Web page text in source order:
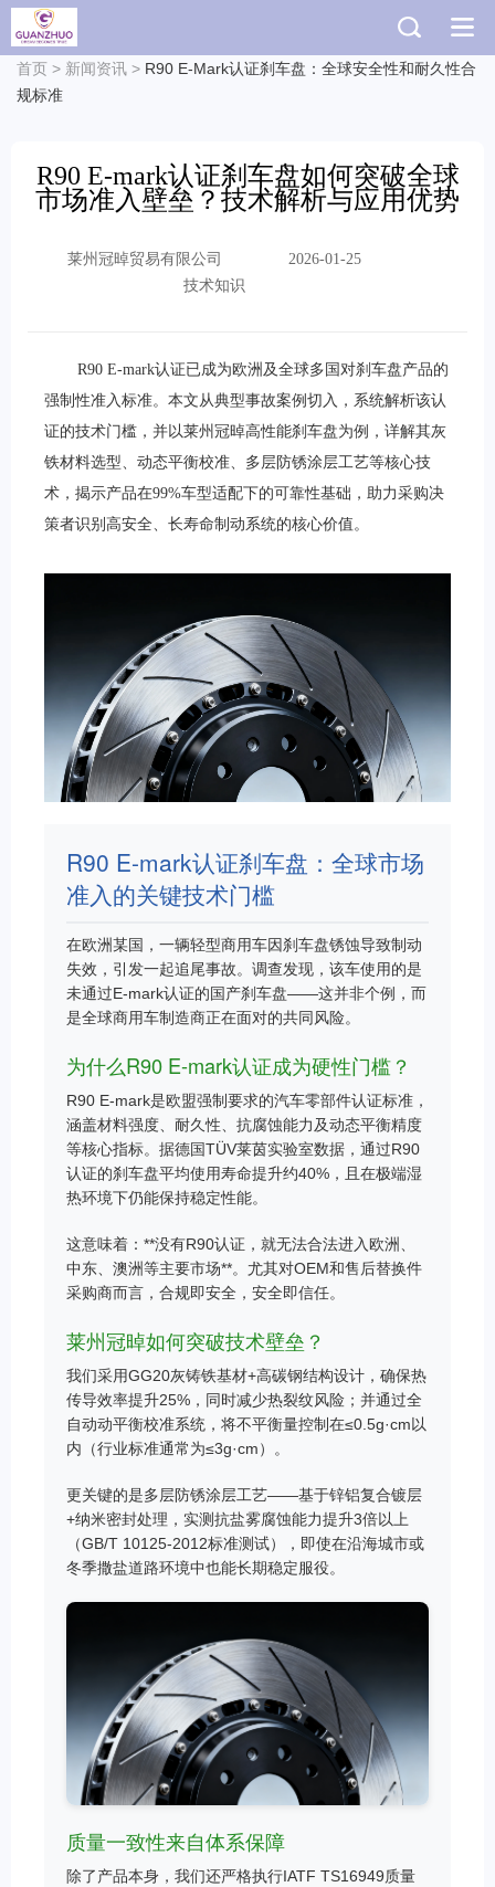
首页 > 新闻资讯 > R90 E-Mark认证刹车盘：全球安全性和耐久性合
规标准
R90 E-mark认证刹车盘如何突破全球
市场准入壁垒？技术解析与应用优势
莱州冠晫贸易有限公司
2026-01-25
技术知识
R90 E-mark认证已成为欧洲及全球多国对刹车盘产品的
强制性准入标准。本文从典型事故案例切入，系统解析该认
证的技术门槛，并以莱州冠晫高性能刹车盘为例，详解其灰
铁材料选型、动态平衡校准、多层防锈涂层工艺等核心技
术，揭示产品在99%车型适配下的可靠性基础，助力采购决
策者识别高安全、长寿命制动系统的核心价值。
R90 E-mark认证刹车盘：全球市场
准入的关键技术门槛
在欧洲某国，一辆轻型商用车因刹车盘锈蚀导致制动
失效，引发一起追尾事故。调查发现，该车使用的是
未通过E-mark认证的国产刹车盘——这并非个例，而
是全球商用车制造商正在面对的共同风险。
为什么R90 E-mark认证成为硬性门槛？
R90 E-mark是欧盟强制要求的汽车零部件认证标准，
涵盖材料强度、耐久性、抗腐蚀能力及动态平衡精度
等核心指标。据德国TÜV莱茵实验室数据，通过R90
认证的刹车盘平均使用寿命提升约40%，且在极端湿
热环境下仍能保持稳定性能。
这意味着：**没有R90认证，就无法合法进入欧洲、
中东、澳洲等主要市场**。尤其对OEM和售后替换件
采购商而言，合规即安全，安全即信任。
莱州冠晫如何突破技术壁垒？
我们采用GG20灰铸铁基材+高碳钢结构设计，确保热
传导效率提升25%，同时减少热裂纹风险；并通过全
自动动平衡校准系统，将不平衡量控制在≤0.5g·cm以
内（行业标准通常为≤3g·cm）。
更关键的是多层防锈涂层工艺——基于锌铝复合镀层
+纳米密封处理，实测抗盐雾腐蚀能力提升3倍以上
（GB/T 10125-2012标准测试），即使在沿海城市或
冬季撒盐道路环境中也能长期稳定服役。
质量一致性来自体系保障
除了产品本身，我们还严格执行IATF TS16949质量